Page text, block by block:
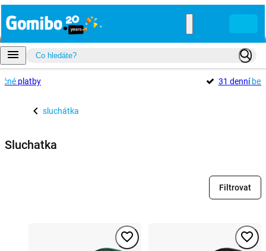
platby 31 denní
sluchátka
Sluchatka
Filtrovat